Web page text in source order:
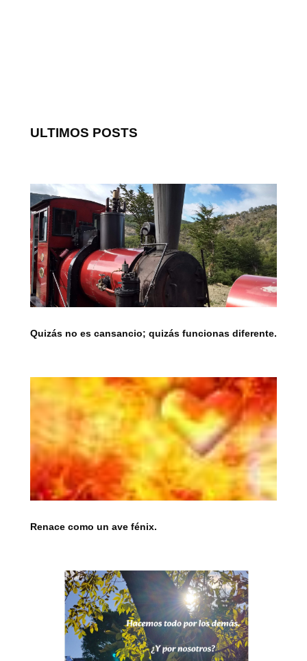
ULTIMOS POSTS
Quizás no es cansancio; quizás funcionas diferente.
Renace como un ave fénix.